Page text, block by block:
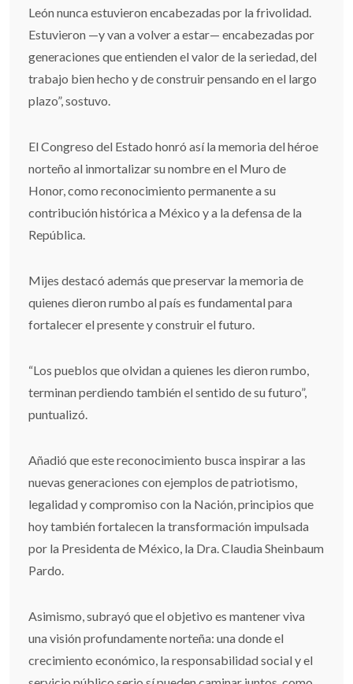
León nunca estuvieron encabezadas por la frivolidad.
Estuvieron —y van a volver a estar— encabezadas por
generaciones que entienden el valor de la seriedad, del
trabajo bien hecho y de construir pensando en el largo
plazo”, sostuvo.
El Congreso del Estado honró así la memoria del héroe
norteño al inmortalizar su nombre en el Muro de
Honor, como reconocimiento permanente a su
contribución histórica a México y a la defensa de la
República.
Mijes destacó además que preservar la memoria de
quienes dieron rumbo al país es fundamental para
fortalecer el presente y construir el futuro.
“Los pueblos que olvidan a quienes les dieron rumbo,
terminan perdiendo también el sentido de su futuro”,
puntualizó.
Añadió que este reconocimiento busca inspirar a las
nuevas generaciones con ejemplos de patriotismo,
legalidad y compromiso con la Nación, principios que
hoy también fortalecen la transformación impulsada
por la Presidenta de México, la Dra. Claudia Sheinbaum
Pardo.
Asimismo, subrayó que el objetivo es mantener viva
una visión profundamente norteña: una donde el
crecimiento económico, la responsabilidad social y el